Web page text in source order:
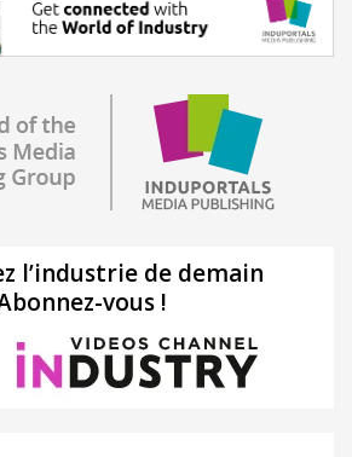
l’industrie de demain
vous !